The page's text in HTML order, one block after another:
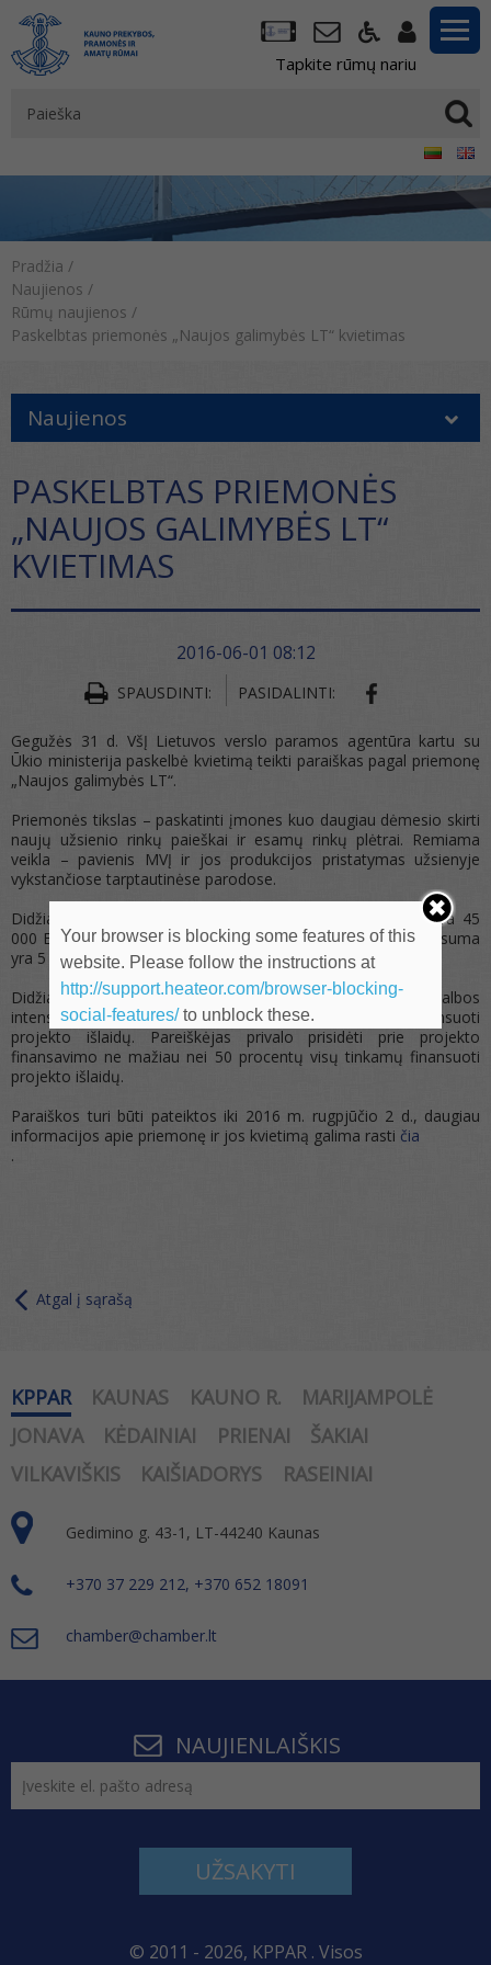
Tapkite rūmų nariu
Pradžia /
Naujienos /
Rūmų naujienos /
Paskelbtas priemonės „Naujos galimybės LT“ kvietimas
Naujienos
PASKELBTAS PRIEMONĖS
„NAUJOS GALIMYBĖS LT“
KVIETIMAS
2016-06-01 08:12
SPAUSDINTI: PASIDALINTI:
Gegužės 31 d. VšĮ Lietuvos verslo paramos agentūra kartu su
Ūkio ministerija paskelbė kvietimą teikti paraiškas pagal priemonę
„Naujos galimybės LT“.
Priemonės tikslas – paskatinti įmones kuo daugiau dėmesio skirti
naujų užsienio rinkų paieškai ir esamų rinkų plėtrai. Remiama
veikla – pavienis MVĮ ir jos produkcijos pristatymas užsienyje
vykstančiose tarptautinėse parodose.
Didžiausia projektui galima skirti finansavimo lėšų suma yra 45
000 Eur. Mažiausia projektui galima skirti finansavimo lėšų suma
yra 5 000 Eur.
Didžiausia galima projekto finansuojamoji dalis arba pagalbos
intensyvumas sudaro 50 procentų visų tinkamų finansuoti
projekto išlaidų. Pareiškėjas privalo prisidėti prie projekto
finansavimo ne mažiau nei 50 procentų visų tinkamų finansuoti
projekto išlaidų.
Paraiškos turi būti pateiktos iki 2016 m. rugpjūčio 2 d., daugiau
informacijos apie priemonę ir jos kvietimą galima rasti čia
.
Atgal į sąrašą
KPPAR KAUNAS KAUNO R.
MARIJAMPOLĖ
JONAVA
KĖDAINIAI PRIENAI
ŠAKIAI
VILKAVIŠKIS
KAIŠIADORYS RASEINIAI
Gedimino g. 43-1, LT-44240 Kaunas
+370 37 229 212, +370 652 18091
chamber@chamber.lt
NAUJIENLAIŠKIS
UŽSAKYTI
© 2011 - 2026, KPPAR . Visos
Your browser is blocking some features of this
website. Please follow the instructions at
http://support.heateor.com/browser-blocking-
social-features/to unblock these.